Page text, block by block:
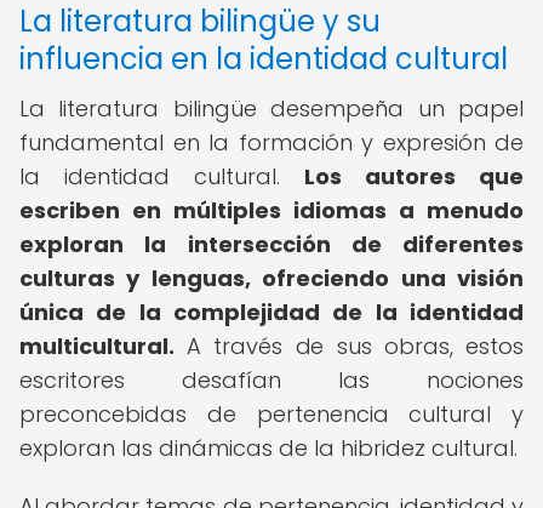
La literatura bilingüe y su
influencia en la identidad cultural
La literatura bilingüe desempeña un papel
fundamental en la formación y expresión de
la identidad cultural. Los autores que
escriben en múltiples idiomas a menudo
exploran la intersección de diferentes
culturas y lenguas, ofreciendo una visión
única de la complejidad de la identidad
multicultural. A través de sus obras, estos
escritores desafían las nociones
preconcebidas de pertenencia cultural y
exploran las dinámicas de la hibridez cultural.